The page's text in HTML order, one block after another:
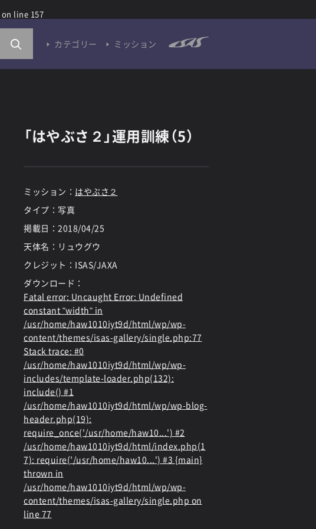
on line 157
カテゴリー ミッション
「はやぶさ２」運用訓練（5）
ミッション： はやぶさ２
タイプ：写真
掲載日： 2018/04/25
天体名：リュウグウ
クレジット：ISAS/JAXA
ダウンロード：
Fatal error: Uncaught Error: Undefined
constant "width" in
/usr/home/haw1010iyt9d/html/wp/wp-
content/themes/isas-gallery/single.php:77
Stack trace: #0
/usr/home/haw1010iyt9d/html/wp/wp-
includes/template-loader.php(132):
include() #1
/usr/home/haw1010iyt9d/html/wp/wp-blog-
header.php(19):
require_once('/usr/home/haw10...') #2
/usr/home/haw1010iyt9d/html/index.php(1
7): require('/usr/home/haw10...') #3 {main}
thrown in
/usr/home/haw1010iyt9d/html/wp/wp-
content/themes/isas-gallery/single.php on
line 77